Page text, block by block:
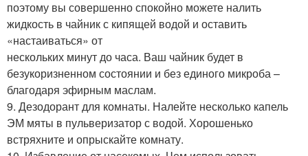
поэтому вы совершенно спокойно можете налить
жидкость в чайник с кипящей водой и оставить
«настаиваться» от
нескольких минут до часа. Ваш чайник будет в
безукоризненном состоянии и без единого микроба –
благодаря эфирным маслам.
9. Дезодорант для комнаты. Налейте несколько капель
ЭМ мяты в пульверизатор с водой. Хорошенько
встряхните и опрыскайте комнату.